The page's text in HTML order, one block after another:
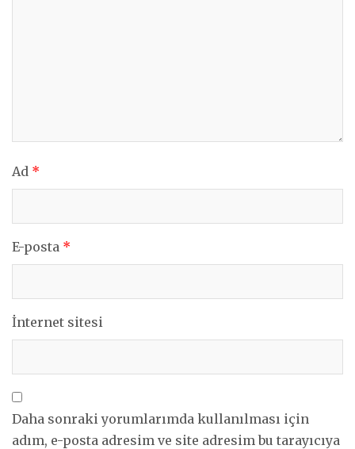
Ad *
E-posta *
İnternet sitesi
Daha sonraki yorumlarımda kullanılması için
adım, e-posta adresim ve site adresim bu tarayıcıya